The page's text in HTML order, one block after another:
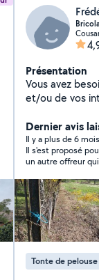
Présentation
Vous avez
et/ou de vos
n'avez pas
gratuit. Déclaré
Dernier avis
Il y a plus de 6 mois
Il s'est proposé
un autre offreur
informer.
Tonte de pelouse